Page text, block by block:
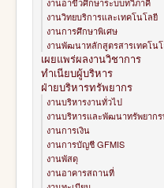
งานวิทยบริการและเทคโนโลยี
งานการศึกษาพิเศษ
งานพัฒนาหลักสูตรสารเทคโน
เผยแพร่ผลงานวิชาการ
ทำเนียบผู้บริหาร
ฝ่ายบริหารทรัพยากร
งานบริหารงานทั่วไป
งานบริหารและพัฒนาทรัพยาก
งานการเงิน
งานการบัญชี GFMIS
งานพัสดุ
งานอาคารสถานที่